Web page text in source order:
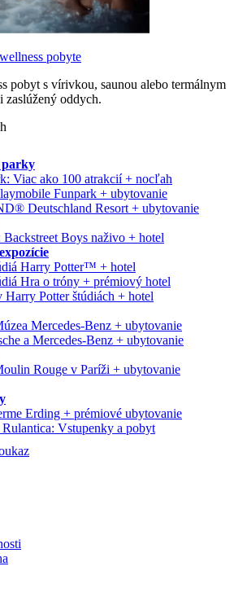
pobyte
pobyt s vírivkou, saunou alebo termálnym
zaslúžený oddych.
parky
Viac ako 100 atrakcií + nocľah
Funpark + ubytovanie
Deutschland Resort + ubytovanie
Backstreet Boys naživo + hotel
Harry Potter™ + hotel
Hra o tróny + prémiový hotel
Harry Potter štúdiách + hotel
Mercedes-Benz + ubytovanie
a Mercedes-Benz + ubytovanie
Rouge v Paríži + ubytovanie
Erding + prémiové ubytovanie
Vstupenky a pobyt